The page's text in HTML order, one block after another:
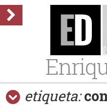
etiqueta: